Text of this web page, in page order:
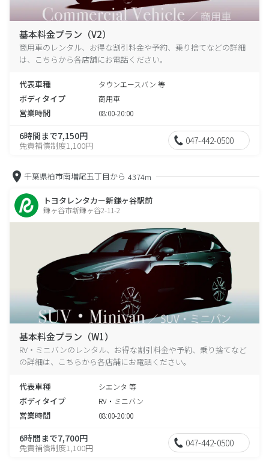
基本料金プラン（V2）
商用車のレンタル、お得な割引料金や予約、乗り捨てなどの詳細
は、こちらから各店舗にお電話ください。
代表車種 タウンエースバン 等
ボディタイプ 商用車
営業時間 08:00-20:00
6時間まで7,150円
免責補償制度1,100円 047-442-0500
千葉県柏市南増尾五丁目から 4374m
トヨタレンタカー新鎌ヶ谷駅前
鎌ヶ谷市新鎌ヶ谷2-11-2
基本料金プラン（W1）
RV・ミニバンのレンタル、お得な割引料金や予約、乗り捨てなど
の詳細は、こちらから各店舗にお電話ください。
代表車種 シエンタ 等
ボディタイプ RV・ミニバン
営業時間 08:00-20:00
6時間まで7,700円
免責補償制度1,100円 047-442-0500